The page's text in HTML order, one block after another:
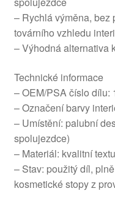
– Rychlá výměna, bez
továrního vzhledu
– Výhodná alternativa
Technické informace
– OEM/PSA číslo dílu:
– Označení barvy
– Umístění: palubní
spolujezdce)
– Materiál: kvalitní
– Stav: použitý díl,
kosmetické stopy z